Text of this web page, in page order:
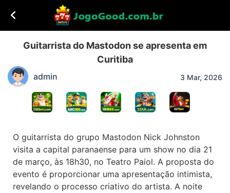
Guitarrista do Mastodon se apresenta em
Curitiba
admin 3 Mar, 2026
O guitarrista do grupo Mastodon Nick Johnston
visita a capital paranaense para um show no dia 21
de março, às 18h30, no Teatro Paiol. A proposta do
evento é proporcionar uma apresentação intimista,
revelando o processo criativo do artista. A noite